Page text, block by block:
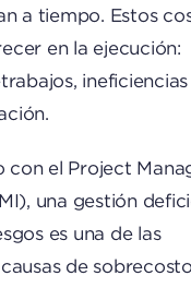
a tiempo. Estos
en la ejecución:
con el Project
una gestión
es una de las
de